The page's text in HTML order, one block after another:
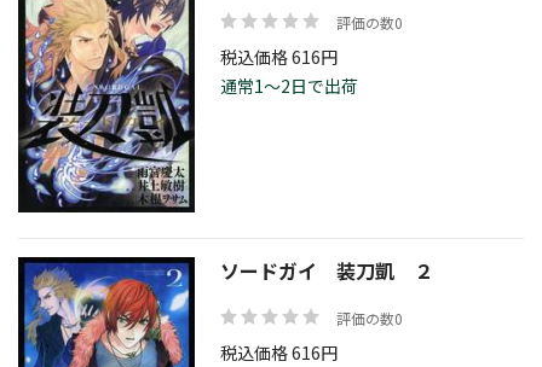
評価の数0
税込価格 616円
通常1～2日で出荷
ソードガイ 装刀凱 ２
評価の数0
税込価格 616円